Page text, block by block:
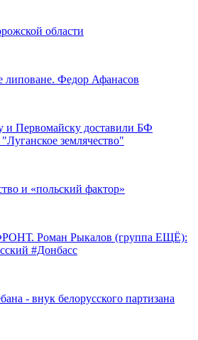
области
липоване. Федор Афанасов
и Первомайску доставили БФ
землячество"
и «польский фактор»
Роман Рыкалов (группа ЕЩЁ):
#Донбасс
- внук белорусского партизана